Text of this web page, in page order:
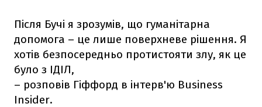
Після Бучі я зрозумів, що гуманітарна
допомога – це лише поверхневе рішення. Я
хотів безпосередньо протистояти злу, як це
було з ІДІЛ,
– розповів Гіффорд в інтерв'ю Business
Insider.